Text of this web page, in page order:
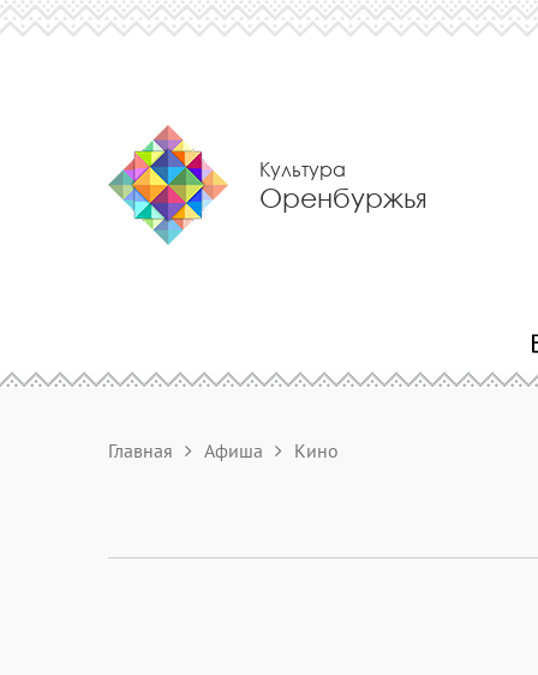
Культура
Оренбуржья
Главная Афиша Кино